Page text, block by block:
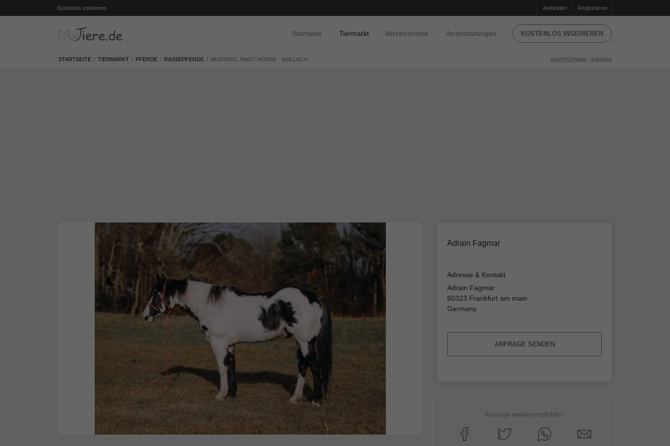
Kostenlos inserieren Anmelden Registrieren
Startseite Tiermarkt Verzeichnisse Veranstaltungen KOSTENLOS INSERIEREN
STARTSEITE TIERMARKT PFERDE RASSEPFERDE MUSTANG, PAINT HORSE - WALLACH ANZEIGENNR.: 2365662
Adrain Fagmar
Adresse & Kontakt
Adrain Fagmar
60323 Frankfurt am main
Germany
ANFRAGE SENDEN
Anzeige weiterempfehlen